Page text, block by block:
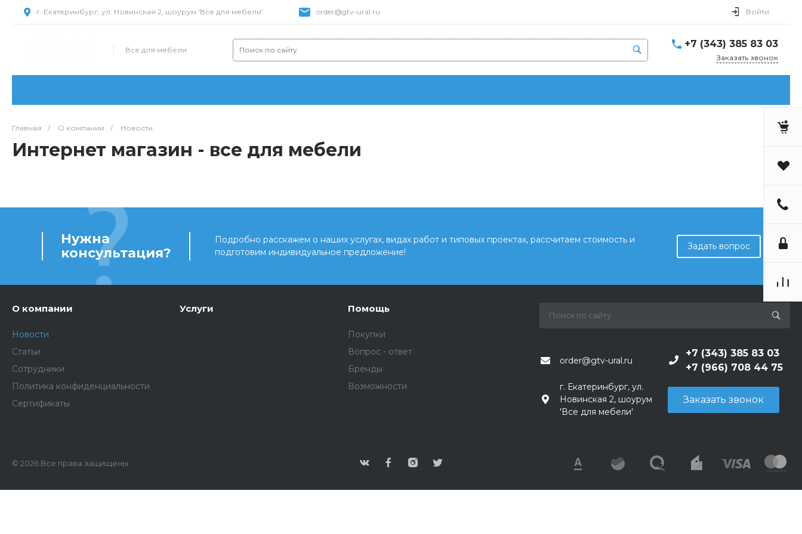
г. Екатеринбург, ул. Новинская 2, шоурум 'Все для мебели' order@gtv-ural.ru Войти
Все для мебели
+7 (343) 385 83 03
Заказать звонок
Главная / О компании / Новости
Интернет магазин - все для мебели
Нужна
консультация?
Подробно расскажем о наших услугах, видах работ и типовых проектах, рассчитаем стоимость и
подготовим индивидуальное предложение!
Задать вопрос
О компании
Новости
Статьи
Сотрудники
Политика конфиденциальности
Сертификаты
Услуги Помощь
Покупки
Вопрос - ответ
Бренды
Возможности
order@gtv-ural.ru
+7 (343) 385 83 03
+7 (966) 708 44 75
г. Екатеринбург, ул.
Новинская 2, шоурум
'Все для мебели'
Заказать звонок
© 2026 Все права защищены